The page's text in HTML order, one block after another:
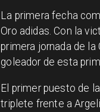
La primera fecha
Oro adidas. Con la
primera jornada de
goleador de esta
El primer puesto de
triplete frente a